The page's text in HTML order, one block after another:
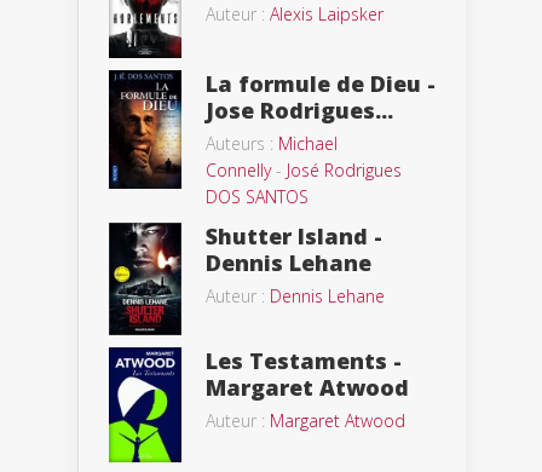
Auteur : Alexis Laipsker
La formule de Dieu -
Jose Rodrigues...
Auteurs : Michael
Connelly- José Rodrigues
DOS SANTOS
Shutter Island -
Dennis Lehane
Auteur : Dennis Lehane
Les Testaments -
Margaret Atwood
Auteur : Margaret Atwood